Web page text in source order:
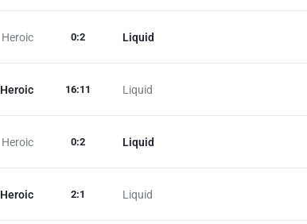
Heroic Liquid
0:2
Heroic Liquid
16:11
Heroic Liquid
0:2
Heroic Liquid
2:1